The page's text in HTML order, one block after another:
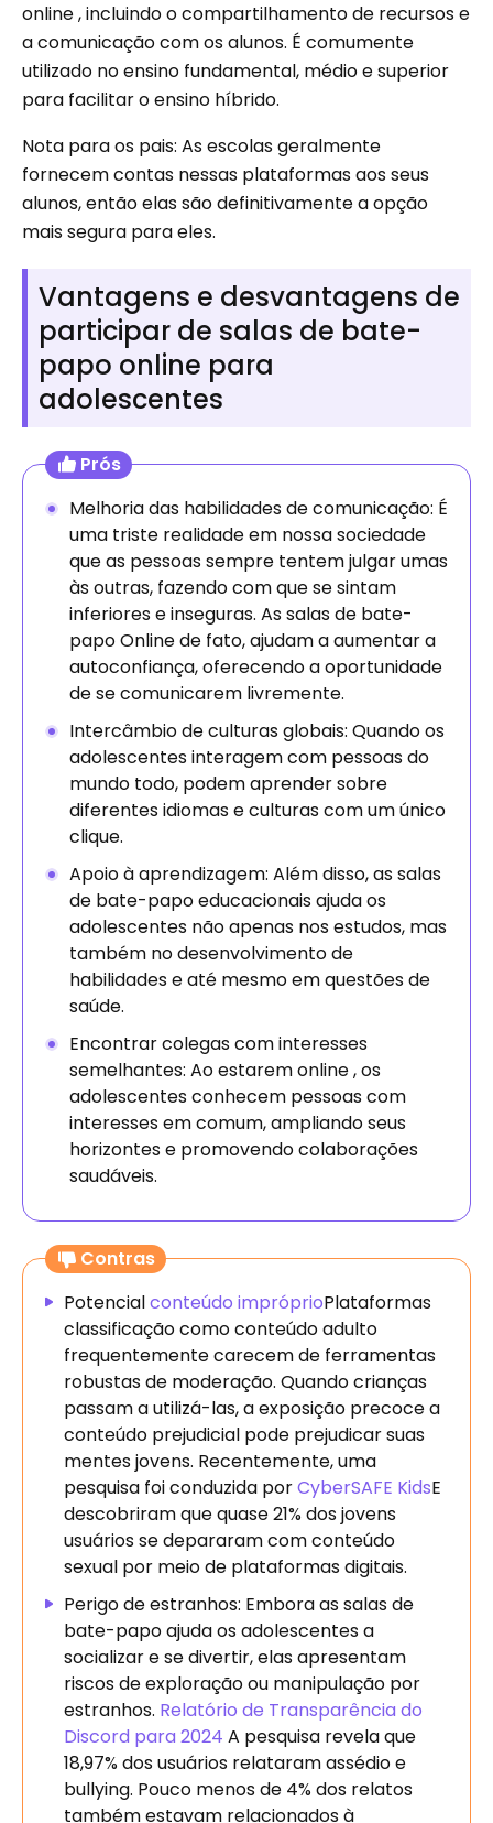
online , incluindo o compartilhamento de recursos e
a comunicação com os alunos. É comumente
utilizado no ensino fundamental, médio e superior
para facilitar o ensino híbrido.
Nota para os pais: As escolas geralmente
fornecem contas nessas plataformas aos seus
alunos, então elas são definitivamente a opção
mais segura para eles.
Vantagens e desvantagens de
participar de salas de bate-
papo online para
adolescentes
Prós
Melhoria das habilidades de comunicação: É
uma triste realidade em nossa sociedade
que as pessoas sempre tentem julgar umas
às outras, fazendo com que se sintam
inferiores e inseguras. As salas de bate-
papo Online de fato, ajudam a aumentar a
autoconfiança, oferecendo a oportunidade
de se comunicarem livremente.
Intercâmbio de culturas globais: Quando os
adolescentes interagem com pessoas do
mundo todo, podem aprender sobre
diferentes idiomas e culturas com um único
clique.
Apoio à aprendizagem: Além disso, as salas
de bate-papo educacionais ajuda os
adolescentes não apenas nos estudos, mas
também no desenvolvimento de
habilidades e até mesmo em questões de
saúde.
Encontrar colegas com interesses
semelhantes: Ao estarem online , os
adolescentes conhecem pessoas com
interesses em comum, ampliando seus
horizontes e promovendo colaborações
saudáveis.
Contras
Potencialconteúdo impróprioPlataformas
classificação como conteúdo adulto
frequentemente carecem de ferramentas
robustas de moderação. Quando crianças
passam a utilizá-las, a exposição precoce a
conteúdo prejudicial pode prejudicar suas
mentes jovens. Recentemente, uma
pesquisa foi conduzida porCyberSAFE KidsE
descobriram que quase 21% dos jovens
usuários se depararam com conteúdo
sexual por meio de plataformas digitais.
Perigo de estranhos: Embora as salas de
bate-papo ajuda os adolescentes a
socializar e se divertir, elas apresentam
riscos de exploração ou manipulação por
estranhos. Relatório de Transparência do
Discord para 2024 A pesquisa revela que
18,97% dos usuários relataram assédio e
bullying. Pouco menos de 4% dos relatos
também estavam relacionados à